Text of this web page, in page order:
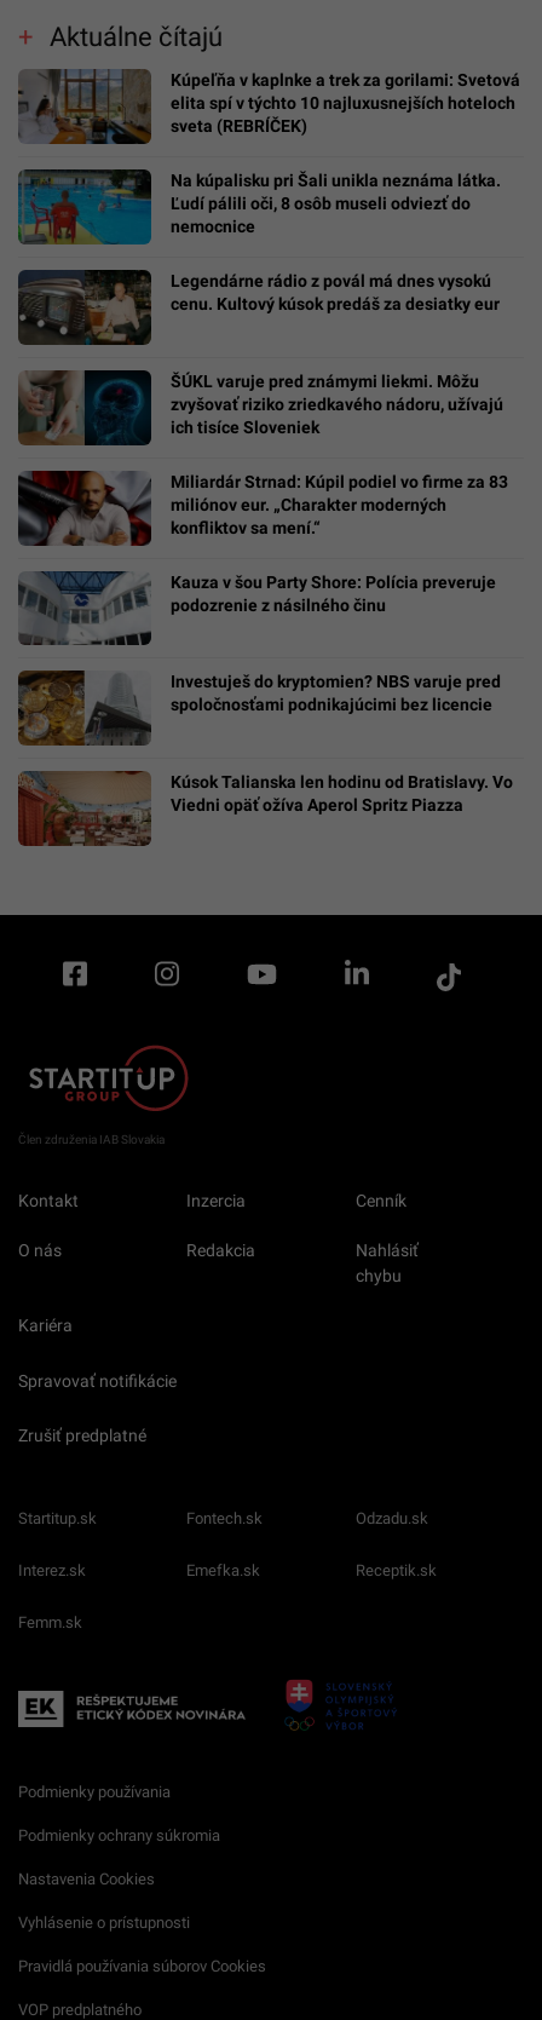
Aktuálne čítajú
Kúpeľňa v kaplnke a trek za gorilami: Svetová
elita spí v týchto 10 najluxusnejších hoteloch
sveta (REBRÍČEK)
Na kúpalisku pri Šali unikla neznáma látka.
Ľudí pálili oči, 8 osôb museli odviezť do
nemocnice
Legendárne rádio z povál má dnes vysokú
cenu. Kultový kúsok predáš za desiatky eur
ŠÚKL varuje pred známymi liekmi. Môžu
zvyšovať riziko zriedkavého nádoru, užívajú
ich tisíce Sloveniek
Miliardár Strnad: Kúpil podiel vo firme za 83
miliónov eur. „Charakter moderných
konfliktov sa mení.“
Kauza v šou Party Shore: Polícia preveruje
podozrenie z násilného činu
Investuješ do kryptomien? NBS varuje pred
spoločnosťami podnikajúcimi bez licencie
Kúsok Talianska len hodinu od Bratislavy. Vo
Viedni opäť ožíva Aperol Spritz Piazza
Člen združenia IAB Slovakia
Kontakt Inzercia Cenník
O nás Redakcia
Nahlásiť
chybu
Kariéra
Spravovať notifikácie
Zrušiť predplatné
Startitup.sk Fontech.sk Odzadu.sk
Interez.sk Emefka.sk Receptik.sk
Femm.sk
Podmienky používania
Podmienky ochrany súkromia
Nastavenia Cookies
Vyhlásenie o prístupnosti
Pravidlá používania súborov Cookies
VOP predplatného